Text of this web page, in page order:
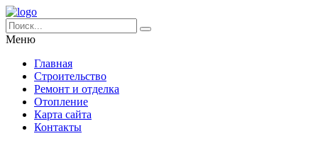
Меню
Главная
Строительство
Ремонт и отделка
Отопление
Карта сайта
Контакты